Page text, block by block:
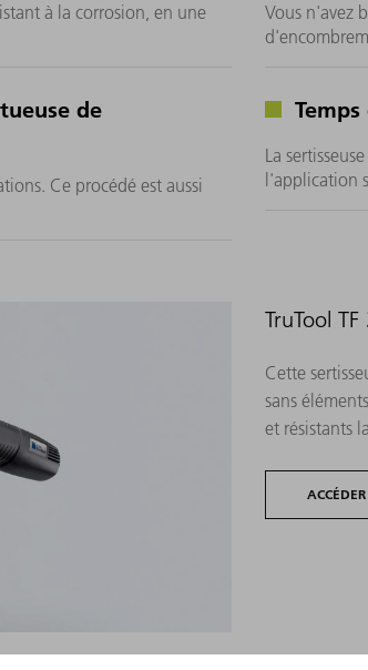
à la corrosion, en une
Vous n'avez
de
Ce procédé est aussi
La
l'application
TruTool TF
Cette
sans
et résistants